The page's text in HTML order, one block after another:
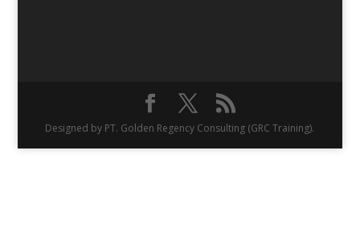
Designed by PT. Golden Regency Consulting (GRC Training).